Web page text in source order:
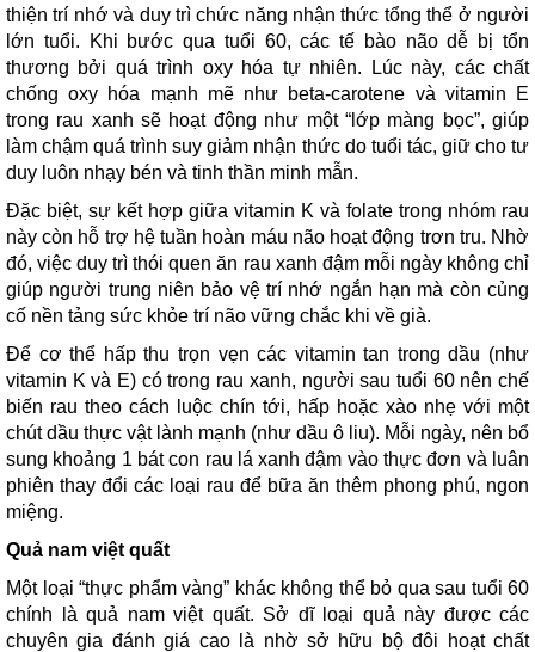
thiện trí nhớ và duy trì chức năng nhận thức tổng thể ở người
lớn tuổi. Khi bước qua tuổi 60, các tế bào não dễ bị tổn
thương bởi quá trình oxy hóa tự nhiên. Lúc này, các chất
chống oxy hóa mạnh mẽ như beta-carotene và vitamin E
trong rau xanh sẽ hoạt động như một “lớp màng bọc”, giúp
làm chậm quá trình suy giảm nhận thức do tuổi tác, giữ cho tư
duy luôn nhạy bén và tinh thần minh mẫn.
Đặc biệt, sự kết hợp giữa vitamin K và folate trong nhóm rau
này còn hỗ trợ hệ tuần hoàn máu não hoạt động trơn tru. Nhờ
đó, việc duy trì thói quen ăn rau xanh đậm mỗi ngày không chỉ
giúp người trung niên bảo vệ trí nhớ ngắn hạn mà còn củng
cố nền tảng sức khỏe trí não vững chắc khi về già.
Để cơ thể hấp thu trọn vẹn các vitamin tan trong dầu (như
vitamin K và E) có trong rau xanh, người sau tuổi 60 nên chế
biến rau theo cách luộc chín tới, hấp hoặc xào nhẹ với một
chút dầu thực vật lành mạnh (như dầu ô liu). Mỗi ngày, nên bổ
sung khoảng 1 bát con rau lá xanh đậm vào thực đơn và luân
phiên thay đổi các loại rau để bữa ăn thêm phong phú, ngon
miệng.
Quả nam việt quất
Một loại “thực phẩm vàng” khác không thể bỏ qua sau tuổi 60
chính là quả nam việt quất. Sở dĩ loại quả này được các
chuyên gia đánh giá cao là nhờ sở hữu bộ đôi hoạt chất